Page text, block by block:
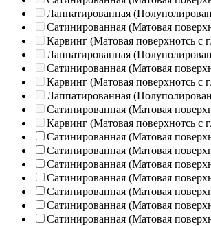
Лаппатированная
Сатинированная (Матовая
Карвинг (Матовая поверхнотсь с
Лаппатированная
Сатинированная (Матовая
Карвинг (Матовая поверхнотсь с
Лаппатированная
Сатинированная (Матовая
Карвинг (Матовая поверхнотсь с
Сатинированная (Матовая
Сатинированная (Матовая
Сатинированная (Матовая
Сатинированная (Матовая
Сатинированная (Матовая
Сатинированная (Матовая
Сатинированная (Матовая